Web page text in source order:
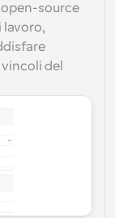
source
lavoro,
del